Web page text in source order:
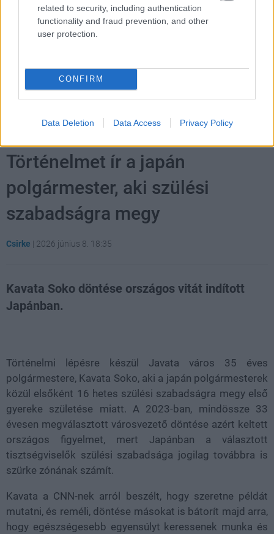
related to security, including authentication
functionality and fraud prevention, and other
user protection.
CONFIRM
Data Deletion Data Access Privacy Policy
Történelmet ír a japán
polgármester, aki szülési
szabadságra megy
Csirke | 2026 június 8. 18:35
Kavata Soko döntése országos vitát indított
Japánban.
Történelmi lépésre készül Javata város 35 éves
polgármestere, Kavata Soko, aki a japán polgármesterek
közül elsőként 16 hetes szülési szabadságra megy első
gyereke születése miatt. A 2023-ban, mindössze 33
évesen megválasztott városvezető döntése azért keltett
országos figyelmet, mert Japánban a választott
tisztségviselők szülési szabadsága jogilag továbbra is
szürke zónának számít.
Kavata a CNN-nek arról beszélt, hogy szeretne példát
mutatni, és reméli, döntése másokat is bátorít majd arra,
hogy egészségesebb egyensúlyt keressenek munka és